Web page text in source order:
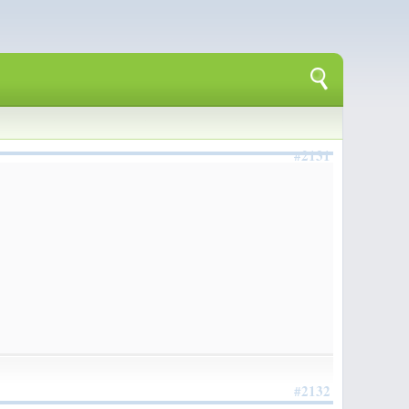
#2131
#2132